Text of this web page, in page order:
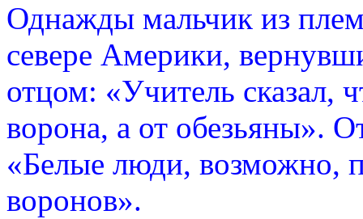
Однажды мальчик из
севере Америки,
отцом: «Учитель сказал,
ворона, а от обезьяны».
«Белые люди, возможно,
воронов».